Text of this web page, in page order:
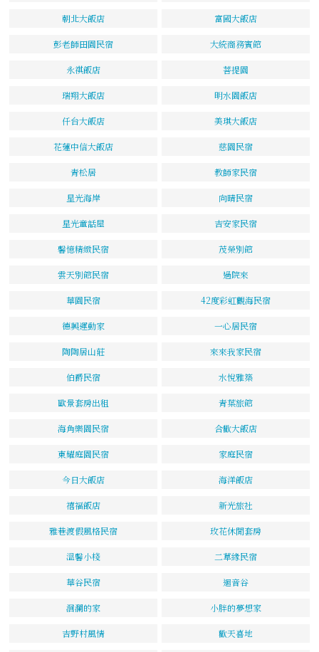
朝北大飯店 富國大飯店
彭老師田園民宿 大統商務賓館
永祺飯店 菩提園
瑞翔大飯店 明水園飯店
仟台大飯店 美琪大飯店
花蓮中信大飯店 慈園民宿
青松居 教師家民宿
星光海岸 向晴民宿
星光童話屋 吉安家民宿
馨憶精緻民宿 茂榮別館
雲天別館民宿 過院來
華園民宿 42度彩虹觀海民宿
德興運動家 一心居民宿
陶陶居山莊 來來我家民宿
伯爵民宿 水悅雅築
歐景套房出租 青葉旅館
海角樂園民宿 合歡大飯店
東耀庭園民宿 家庭民宿
今日大飯店 海洋飯店
禧福飯店 新光旅社
雅巷渡假風格民宿 玫花休閒套房
溫馨小棧 二草緣民宿
華谷民宿 迴音谷
洄瀾的家 小胖的夢想家
吉野村風情 歡天喜地